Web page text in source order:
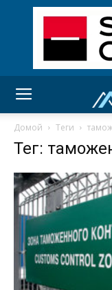
Домой Теги
Тег: